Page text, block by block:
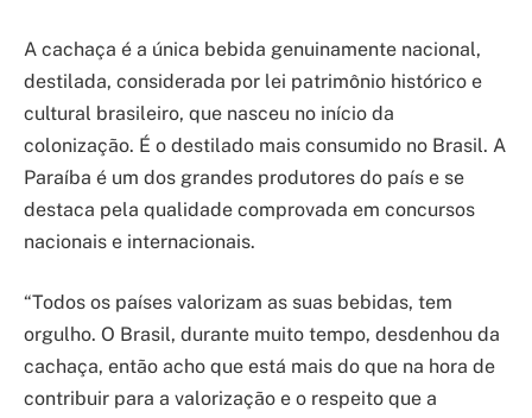
A cachaça é a única bebida genuinamente nacional,
destilada, considerada por lei patrimônio histórico e
cultural brasileiro, que nasceu no início da
colonização. É o destilado mais consumido no Brasil. A
Paraíba é um dos grandes produtores do país e se
destaca pela qualidade comprovada em concursos
nacionais e internacionais.
“Todos os países valorizam as suas bebidas, tem
orgulho. O Brasil, durante muito tempo, desdenhou da
cachaça, então acho que está mais do que na hora de
contribuir para a valorização e o respeito que a